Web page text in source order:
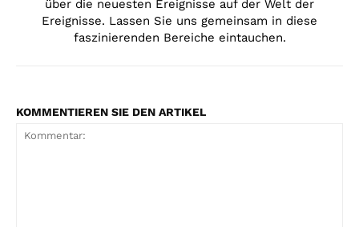
über die neuesten Ereignisse auf der Welt der
Ereignisse. Lassen Sie uns gemeinsam in diese
faszinierenden Bereiche eintauchen.
KOMMENTIEREN SIE DEN ARTIKEL